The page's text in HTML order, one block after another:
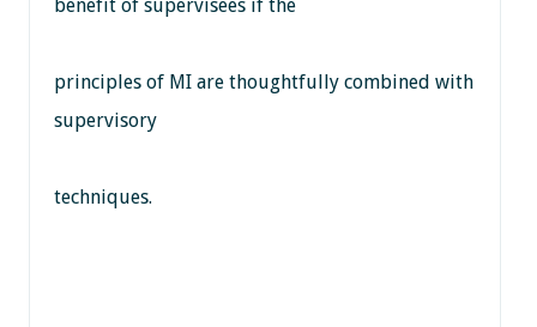
benefit of supervisees if the
principles of MI are thoughtfully combined with
supervisory
techniques.